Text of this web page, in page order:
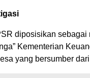
diposisikan sebagai
Kementerian
yang bersumber